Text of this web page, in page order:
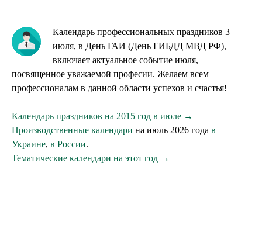
Календарь профессиональных праздников 3
июля, в День ГАИ (День ГИБДД МВД РФ),
включает актуальное событие июля,
посвященное уважаемой професии. Желаем всем
профессионалам в данной области успехов и счастья!
Календарь праздников на 2015 год в июле →
Производственные календари на июль 2026 года в
Украине, в России.
Тематические календари на этот год →